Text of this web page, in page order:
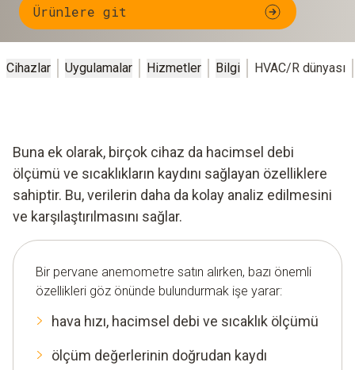
Ürünlere git
Cihazlar Uygulamalar Hizmetler Bilgi HVAC/R dünyası
Buna ek olarak, birçok cihaz da hacimsel debi
ölçümü ve sıcaklıkların kaydını sağlayan özelliklere
sahiptir. Bu, verilerin daha da kolay analiz edilmesini
ve karşılaştırılmasını sağlar.
Bir pervane anemometre satın alırken, bazı önemli
özellikleri göz önünde bulundurmak işe yarar:
hava hızı, hacimsel debi ve sıcaklık ölçümü
ölçüm değerlerinin doğrudan kaydı